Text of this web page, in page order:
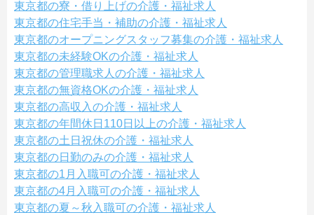
東京都の寮・借り上げの介護・福祉求人
東京都の住宅手当・補助の介護・福祉求人
東京都のオープニングスタッフ募集の介護・福祉求人
東京都の未経験OKの介護・福祉求人
東京都の管理職求人の介護・福祉求人
東京都の無資格OKの介護・福祉求人
東京都の高収入の介護・福祉求人
東京都の年間休日110日以上の介護・福祉求人
東京都の土日祝休の介護・福祉求人
東京都の日勤のみの介護・福祉求人
東京都の1月入職可の介護・福祉求人
東京都の4月入職可の介護・福祉求人
東京都の夏～秋入職可の介護・福祉求人